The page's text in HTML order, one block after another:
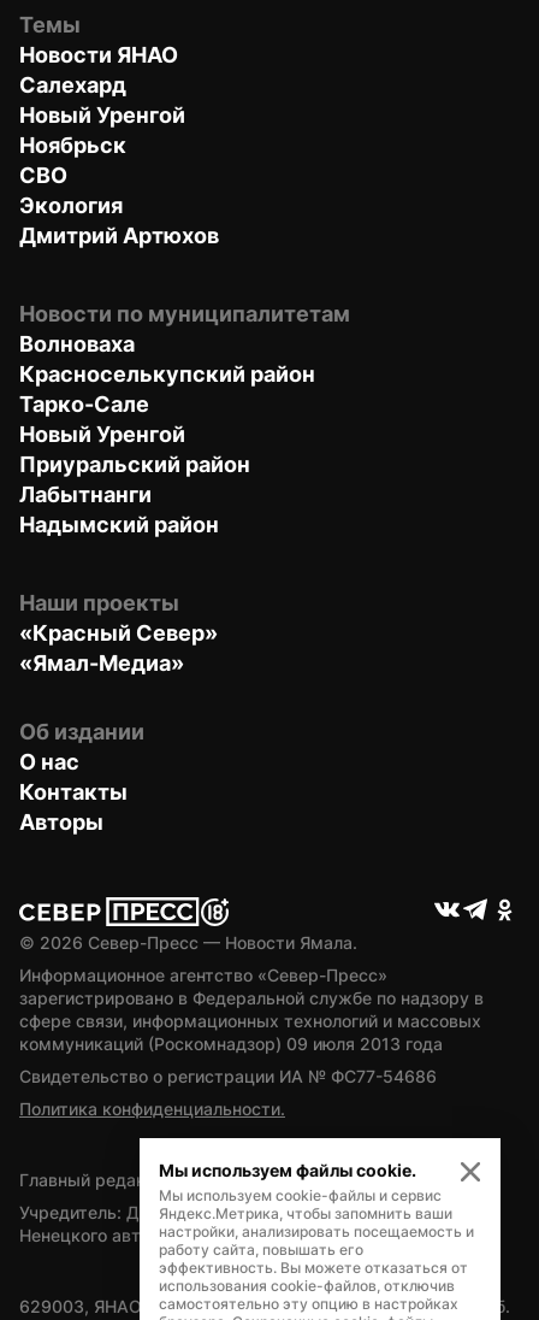
Темы
Новости ЯНАО
Салехард
Новый Уренгой
Ноябрьск
СВО
Экология
Дмитрий Артюхов
Новости по муниципалитетам
Волноваха
Красноселькупский район
Тарко-Сале
Новый Уренгой
Приуральский район
Лабытнанги
Надымский район
Наши проекты
«Красный Север»
«Ямал-Медиа»
Об издании
О нас
Контакты
Авторы
© 2026 Север-Пресс — Новости Ямала.
Информационное агентство «Север-Пресс»
зарегистрировано в Федеральной службе по надзору в
сфере связи, информационных технологий и массовых
коммуникаций (Роскомнадзор) 09 июля 2013 года
Свидетельство о регистрации ИА № ФС77-54686
Политика конфиденциальности.
Главный редактор — А.Л. Поздеев
Учредитель: Департамент внутренней политики Ямало-
Ненецкого автономного округа
629003, ЯНАО, Салехард, мкр. Богдана Кнунянца, д.1, каб.
Мы используем файлы cookie.
Мы используем cookie-файлы и сервис
Яндекс.Метрика, чтобы запомнить ваши
настройки, анализировать посещаемость и
работу сайта, повышать его
эффективность. Вы можете отказаться от
использования cookie-файлов, отключив
самостоятельно эту опцию в настройках